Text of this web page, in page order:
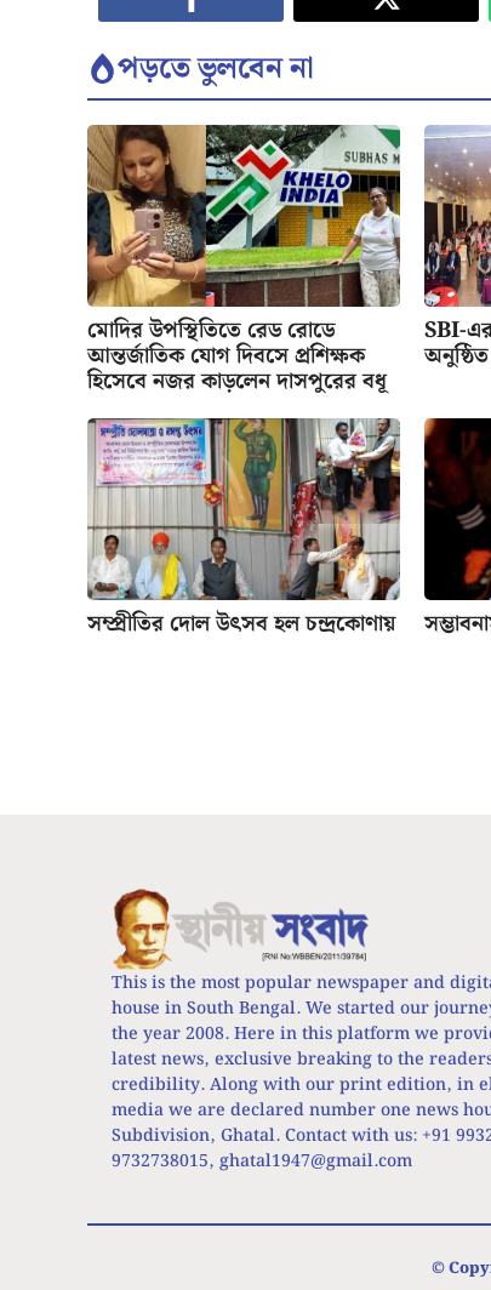
পড়তে ভুলবেন না
মোদির উপস্থিতিতে রেড রোডে
আন্তর্জাতিক যোগ দিবসে প্রশিক্ষক
হিসেবে নজর কাড়লেন দাসপুরের বধূ
SBI-এর
সম্প্রীতির দোল উৎসব হল চন্দ্রকোণায়
This is the most popular newspaper and
house in South Bengal. We started our
the year 2008. Here in this platform we
latest news, exclusive breaking to the
credibility. Along with our print edition, in
media we are declared number one news
Subdivision, Ghatal. Contact with us: +91
9732738015, ghatal1947@gmail.com
©